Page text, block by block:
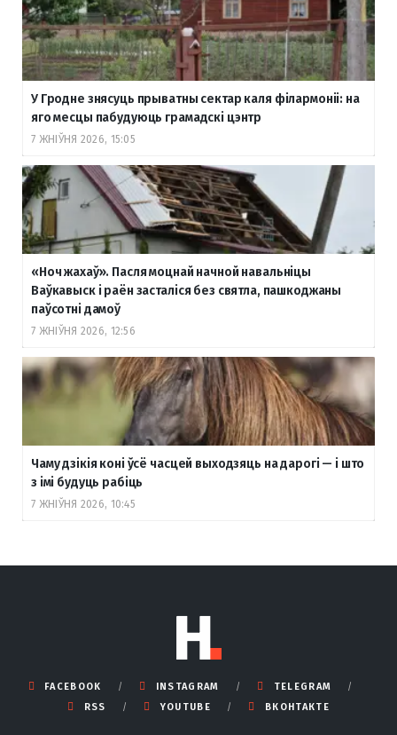
У Гродне знясуць прыватны сектар каля філармоніі: на
яго месцы пабудуюць грамадскі цэнтр
7 ЖНІЎНЯ 2026, 15:05
«Ноч жахаў». Пасля моцнай начной навальніцы
Ваўкавыск і раён засталіся без святла, пашкоджаны
паўсотні дамоў
7 ЖНІЎНЯ 2026, 12:56
Чаму дзікія коні ўсё часцей выходзяць на дарогі — і што
з імі будуць рабіць
7 ЖНІЎНЯ 2026, 10:45
FACEBOOK INSTAGRAM
TELEGRAM
RSS
YOUTUBE ВКОНТАКТЕ